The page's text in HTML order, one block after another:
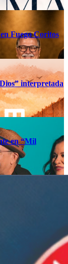
Fuego Coritos
interpretada
en “Mil